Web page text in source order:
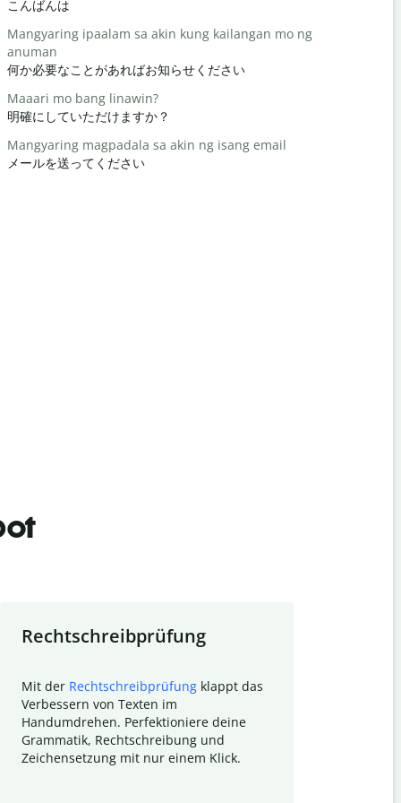
こんばんは
Mangyaring ipaalam sa akin kung kailangan mo ng
anuman
何か必要なことがあればお知らせください
Maaari mo bang linawin?
明確にしていただけますか？
Mangyaring magpadala sa akin ng isang email
メールを送ってください
Rechtschreibprüfung
Mit der Rechtschreibprüfung klappt das
Verbessern von Texten im
Handumdrehen. Perfektioniere deine
Grammatik, Rechtschreibung und
Zeichensetzung mit nur einem Klick.